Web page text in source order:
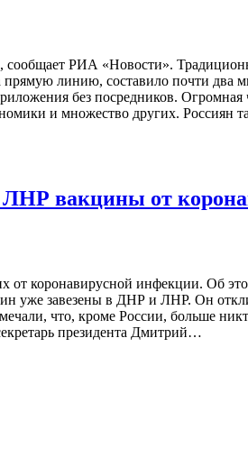
РИА «Новости».
линию, составило почти два
без посредников.
и множество других. Россиян
вакцины от
от коронавирусной инфекции. Об
уже завезены в ДНР и ЛНР. Он
что, кроме России, больше
президента Дмитрий…